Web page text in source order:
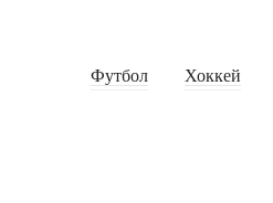
Футбол Хоккей